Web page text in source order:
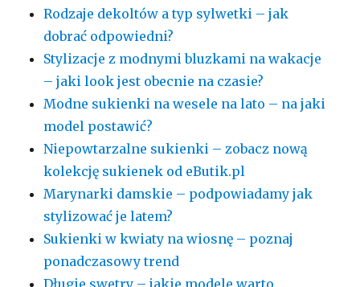
Rodzaje dekoltów a typ sylwetki – jak
dobrać odpowiedni?
Stylizacje z modnymi bluzkami na wakacje
– jaki look jest obecnie na czasie?
Modne sukienki na wesele na lato – na jaki
model postawić?
Niepowtarzalne sukienki – zobacz nową
kolekcję sukienek od eButik.pl
Marynarki damskie – podpowiadamy jak
stylizować je latem?
Sukienki w kwiaty na wiosnę – poznaj
ponadczasowy trend
Długie swetry – jakie modele warto